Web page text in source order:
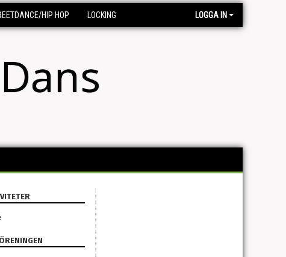
HIP HOP LOCKING LOGGA IN